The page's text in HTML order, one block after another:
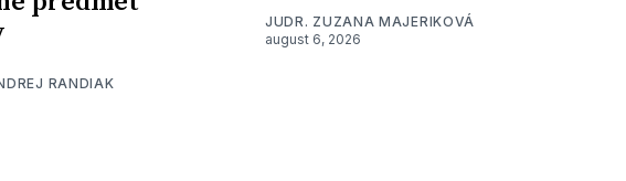
RANDIAK
JUDR. ZUZANA MAJERIKOVÁ
august 6, 2026